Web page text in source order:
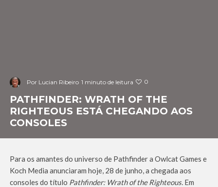
Por Lucian Ribeiro 1 minuto de leitura 0
PATHFINDER: WRATH OF THE
RIGHTEOUS ESTÁ CHEGANDO AOS
CONSOLES
Para os amantes do universo de Pathfinder a Owlcat Games e
Koch Media anunciaram hoje, 28 de junho, a chegada aos
consoles do título Pathfinder: Wrath of the Righteous. Em